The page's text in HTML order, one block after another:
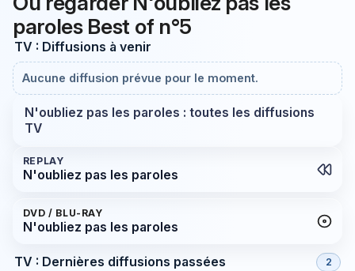
paroles Best of n°5
TV : Diffusions à venir
Aucune diffusion prévue pour le moment.
N'oubliez pas les paroles : toutes les diffusions
TV
REPLAY
N'oubliez pas les paroles
DVD / BLU-RAY
N'oubliez pas les paroles
TV : Dernières diffusions passées 2